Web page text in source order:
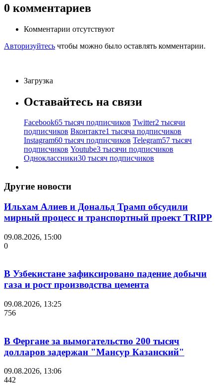
0 комментариев
Комментарии отсутствуют
Авторизуйтесь чтобы можно было оставлять комментарии.
Загрузка
Оставайтесь на связи
Facebook65 тысяч подписчиков Twitter2 тысячи
подписчиков Вконтакте1 тысяча подписчиков
Instagram60 тысяч подписчиков Telegram57 тысяч
подписчиков Youtube3 тысячи подписчиков
Одноклассники30 тысяч подписчиков
Другие новости
Ильхам Алиев и Дональд Трамп обсудили
мирный процесс и транспортный проект TRIPP
09.08.2026, 15:00
0
В Узбекистане зафиксировано падение добычи
газа и рост производства цемента
09.08.2026, 13:25
756
В Фергане за вымогательство 200 тысяч
долларов задержан "Мансур Казанский"
09.08.2026, 13:06
442